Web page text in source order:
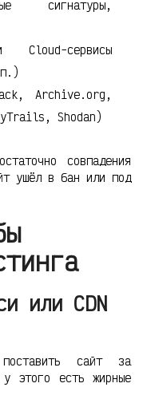
сигнатуры,
сервисы
Archive.org,
Shodan)
совпадения
ушёл в бан или под
или CDN
сайт за
этого есть жирные